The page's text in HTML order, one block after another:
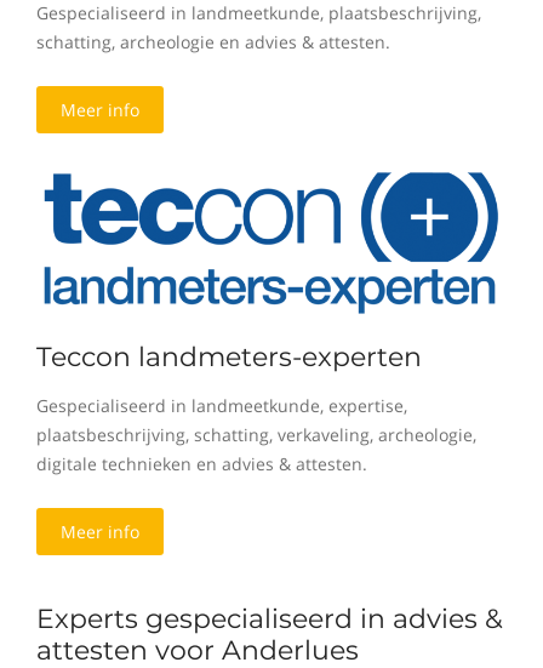
Gespecialiseerd in landmeetkunde, plaatsbeschrijving,
schatting, archeologie en advies & attesten.
Meer info
Teccon landmeters-experten
Gespecialiseerd in landmeetkunde, expertise,
plaatsbeschrijving, schatting, verkaveling, archeologie,
digitale technieken en advies & attesten.
Meer info
Experts gespecialiseerd in advies &
attesten voor Anderlues